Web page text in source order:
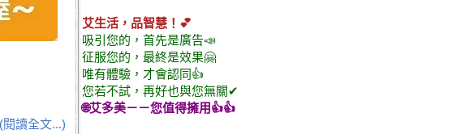
(閱讀全文...)
艾生活，品智慧！💕
吸引您的，首先是廣告📣
征服您的，最終是效果🤗
唯有體驗，才會認同👍
您若不試，再好也與您無關✔
🌐艾多美－－您值得擁用👍👍